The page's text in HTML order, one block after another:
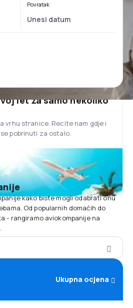
Povratak
let za samo nekoliko
vrhu stranice. Recite nam gdje i
pobrinuti za ostalo.
kako biste mogli odabrati onu
Od popularnih domaćih do
- rangiramo aviokompanije na
Ukupna ocjena